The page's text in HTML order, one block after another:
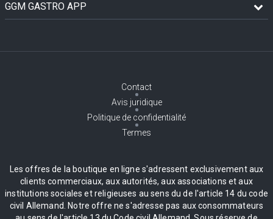
GGM GASTRO APP
Contact
Avis juridique
Politique de confidentialité
Termes
Les offres de la boutique en ligne s'adressent exclusivement aux
clients commerciaux, aux autorités, aux associations et aux
institutions sociales et religieuses au sens du de l'article 14 du code
civil Allemand. Notre offre ne s'adresse pas aux consommateurs